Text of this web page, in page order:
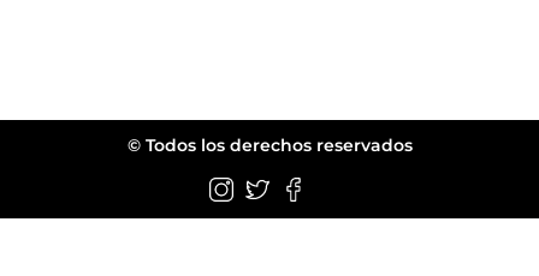
© Todos los derechos reservados